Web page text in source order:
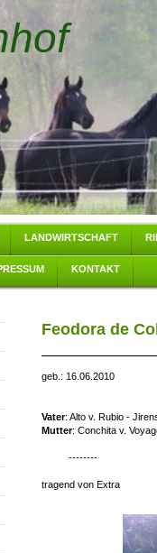
LANDWIRTSCHAFT
KONTAKT
Feodora de
geb.: 16.06.2010
Vater: Alto v. Rubio -
Mutter: Conchita v.
--------
tragend von Extra